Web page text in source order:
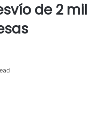
de 2 mil